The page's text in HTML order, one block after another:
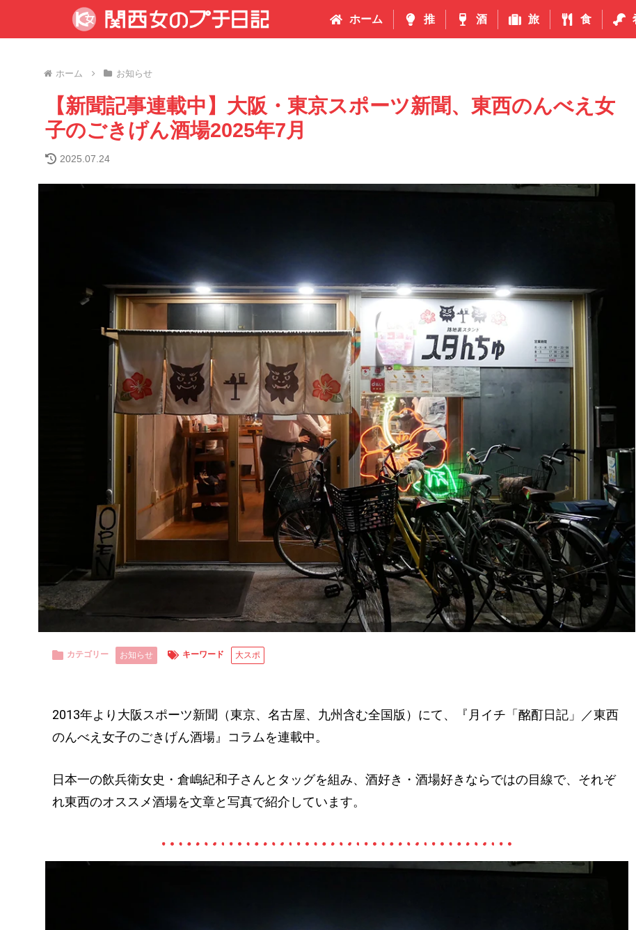
ホーム 推 酒 旅 食
ホーム お知らせ
【新聞記事連載中】大阪・東京スポーツ新聞、東西のんべえ女
子のごきげん酒場2025年7月
2025.07.24
カテゴリー お知らせ キーワード 大スポ
2013年より大阪スポーツ新聞（東京、名古屋、九州含む全国版）にて、『月イチ「酩酊日記」／東西
のんべえ女子のごきげん酒場』コラムを連載中。
日本一の飲兵衛女史・倉嶋紀和子さんとタッグを組み、酒好き・酒場好きならではの目線で、それぞ
れ東西のオススメ酒場を文章と写真で紹介しています。